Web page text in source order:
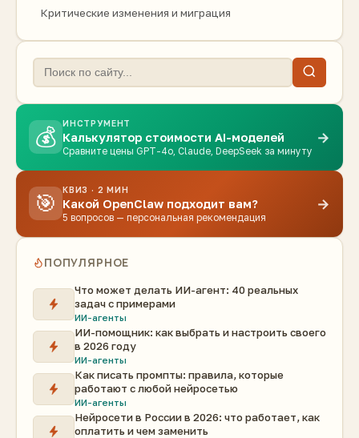
Критические изменения и миграция
💰
ИНСТРУМЕНТ
Калькулятор стоимости AI-моделей
Сравните цены GPT-4o, Claude, DeepSeek за минуту
→
🎯
КВИЗ · 2 МИН
Какой OpenClaw подходит вам?
5 вопросов — персональная рекомендация
→
ПОПУЛЯРНОЕ
Что может делать ИИ-агент: 40 реальных
задач с примерами
ИИ-агенты
ИИ-помощник: как выбрать и настроить своего
в 2026 году
ИИ-агенты
Как писать промпты: правила, которые
работают с любой нейросетью
ИИ-агенты
Нейросети в России в 2026: что работает, как
оплатить и чем заменить